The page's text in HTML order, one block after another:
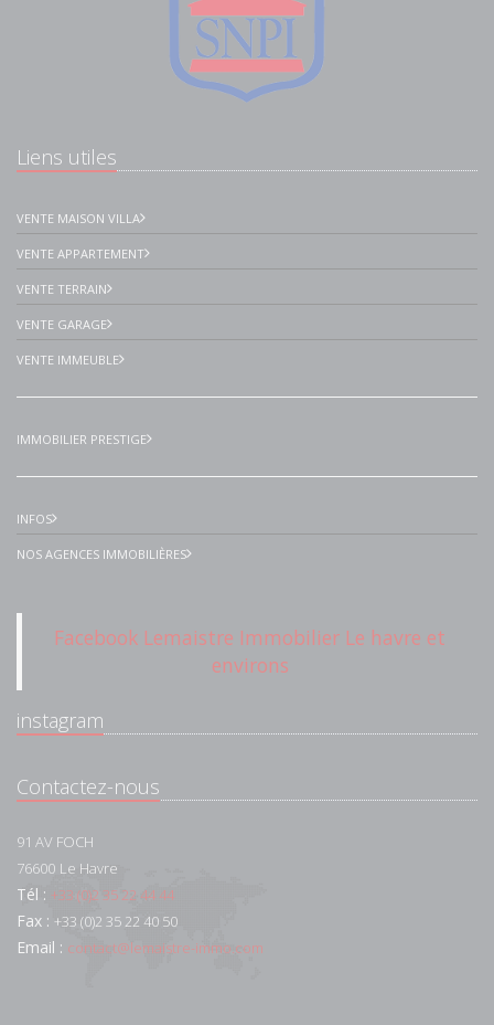
Liens utiles
VENTE MAISON VILLA
VENTE APPARTEMENT
VENTE TERRAIN
VENTE GARAGE
VENTE IMMEUBLE
IMMOBILIER PRESTIGE
INFOS
NOS AGENCES IMMOBILIÈRES
Facebook Lemaistre Immobilier Le havre et
environs
instagram
Contactez-nous
91 AV FOCH
76600 Le Havre
Tél : +33 (0)2 35 22 44 44
Fax : +33 (0)2 35 22 40 50
Email : contact@lemaistre-immo.com